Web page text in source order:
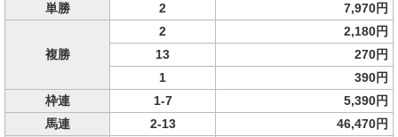
単勝 2 7,970円
複勝
2
2,180円
13
270円
1
390円
枠連
1-7
5,390円
馬連
2-13 46,470円